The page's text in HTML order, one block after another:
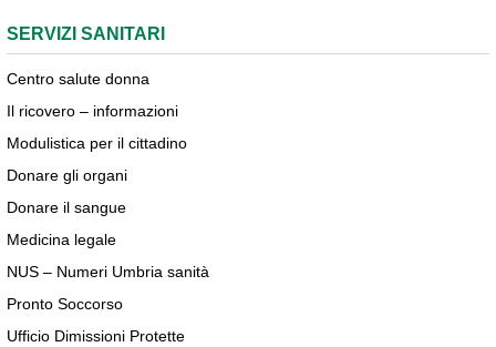
SERVIZI SANITARI
Centro salute donna
Il ricovero – informazioni
Modulistica per il cittadino
Donare gli organi
Donare il sangue
Medicina legale
NUS – Numeri Umbria sanità
Pronto Soccorso
Ufficio Dimissioni Protette